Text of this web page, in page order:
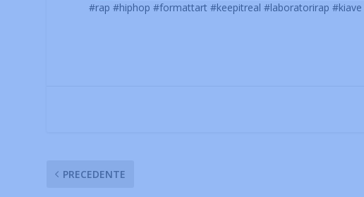
#rap #hiphop #formattart #keepitreal #laboratorirap #kiave
PRECEDENTE